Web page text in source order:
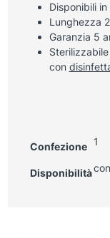
Disponibili
Lunghezza
Garanzia 5
Sterilizzabile
con
Confezione 1
Disponibilità